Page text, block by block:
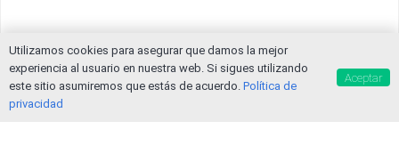
Utilizamos cookies para asegurar que damos la mejor
experiencia al usuario en nuestra web. Si sigues utilizando
este sitio asumiremos que estás de acuerdo. Política de
privacidad
Aceptar